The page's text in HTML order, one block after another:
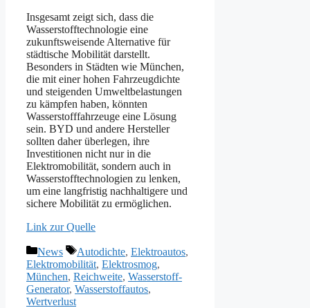
Insgesamt zeigt sich, dass die
Wasserstofftechnologie eine
zukunftsweisende Alternative für
städtische Mobilität darstellt.
Besonders in Städten wie München,
die mit einer hohen Fahrzeugdichte
und steigenden Umweltbelastungen
zu kämpfen haben, könnten
Wasserstofffahrzeuge eine Lösung
sein. BYD und andere Hersteller
sollten daher überlegen, ihre
Investitionen nicht nur in die
Elektromobilität, sondern auch in
Wasserstofftechnologien zu lenken,
um eine langfristig nachhaltigere und
sichere Mobilität zu ermöglichen.
Link zur Quelle
Kategorien
News Schlagwörter
Autodichte, Elektroautos,
Elektromobilität, Elektrosmog,
München, Reichweite, Wasserstoff-
Generator, Wasserstoffautos,
Wertverlust